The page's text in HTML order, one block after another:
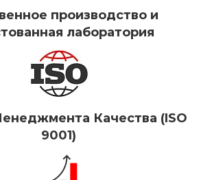
производство и
лаборатория
Качества (ISO
9001)